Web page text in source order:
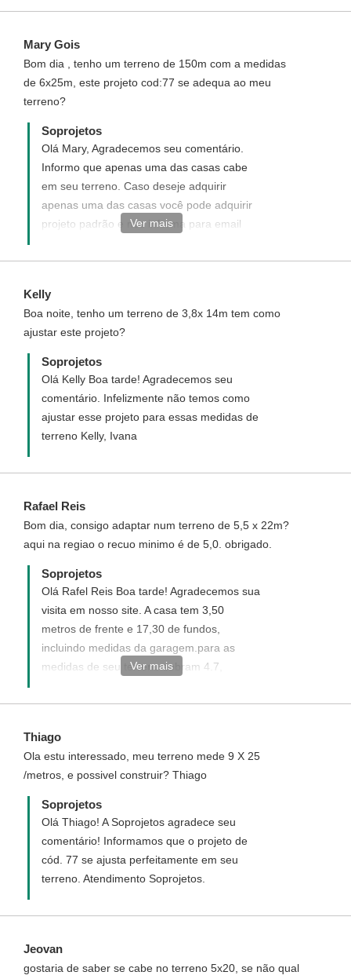
Mary Gois
Bom dia , tenho um terreno de 150m com a medidas
de 6x25m, este projeto cod:77 se adequa ao meu
terreno?
Soprojetos
Olá Mary, Agradecemos seu comentário.
Informo que apenas uma das casas cabe
em seu terreno. Caso deseje adquirir
apenas uma das casas você pode adquirir
projeto padrão e nos informa para email
deseja receber o projeto apenas de uma
Ver mais
Kelly
Boa noite, tenho um terreno de 3,8x 14m tem como
ajustar este projeto?
Soprojetos
Olá Kelly Boa tarde! Agradecemos seu
comentário. Infelizmente não temos como
ajustar esse projeto para essas medidas de
terreno Kelly, Ivana
Rafael Reis
Bom dia, consigo adaptar num terreno de 5,5 x 22m?
aqui na regiao o recuo minimo é de 5,0. obrigado.
Soprojetos
Olá Rafel Reis Boa tarde! Agradecemos sua
visita em nosso site. A casa tem 3,50
metros de frente e 17,30 de fundos,
incluindo medidas da garagem.para as
medidas de seu terreno sobram 4.7,
Ver mais
Thiago
Ola estu interessado, meu terreno mede 9 X 25
/metros, e possivel construir? Thiago
Soprojetos
Olá Thiago! A Soprojetos agradece seu
comentário! Informamos que o projeto de
cód. 77 se ajusta perfeitamente em seu
terreno. Atendimento Soprojetos.
Jeovan
gostaria de saber se cabe no terreno 5x20, se não qual